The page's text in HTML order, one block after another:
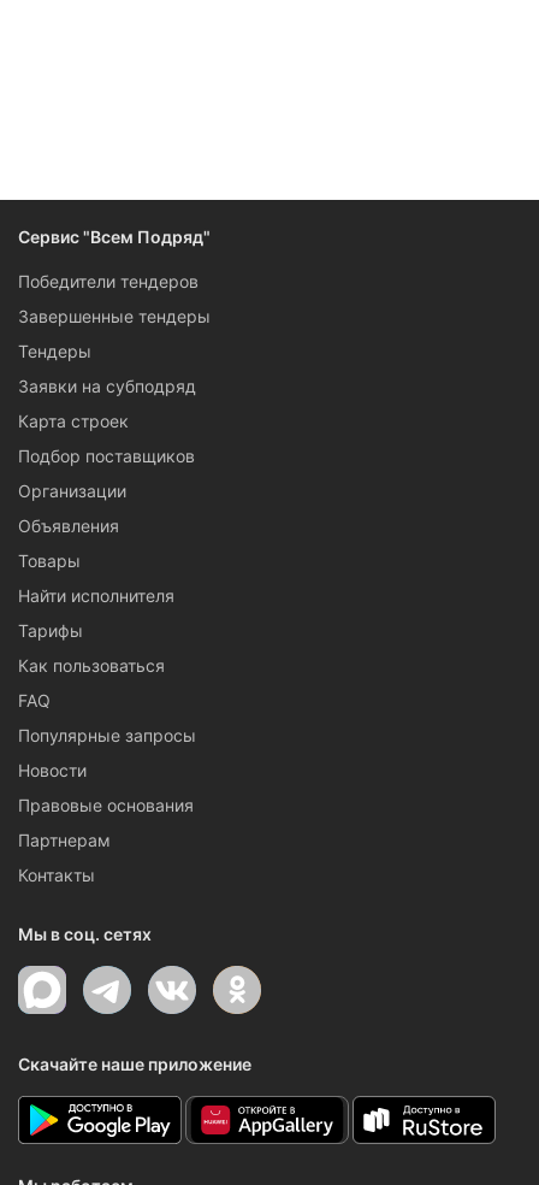
Сервис "Всем Подряд"
Победители тендеров
Завершенные тендеры
Тендеры
Заявки на субподряд
Карта строек
Подбор поставщиков
Организации
Объявления
Товары
Найти исполнителя
Тарифы
Как пользоваться
FAQ
Популярные запросы
Новости
Правовые основания
Партнерам
Контакты
Мы в соц. сетях
Скачайте наше приложение